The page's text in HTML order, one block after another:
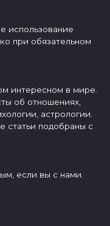
использование
при обязательном
интересном в мире.
об отношениях,
астрологии.
статьи подобраны с
если вы с нами.